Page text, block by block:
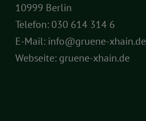
10999 Berlin
Telefon: 030 614 314 6
E-Mail: info@gruene-xhain.de
Webseite: gruene-xhain.de